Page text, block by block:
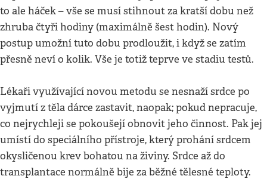
to ale háček – vše se musí stihnout za kratší dobu než
zhruba čtyři hodiny (maximálně šest hodin). Nový
postup umožní tuto dobu prodloužit, i když se zatím
přesně neví o kolik. Vše je totiž teprve ve stadiu testů.
Lékaři využívající novou metodu se nesnaží srdce po
vyjmutí z těla dárce zastavit, naopak; pokud nepracuje,
co nejrychleji se pokoušejí obnovit jeho činnost. Pak jej
umístí do speciálního přístroje, který prohání srdcem
okysličenou krev bohatou na živiny. Srdce až do
transplantace normálně bije za běžné tělesné teploty.